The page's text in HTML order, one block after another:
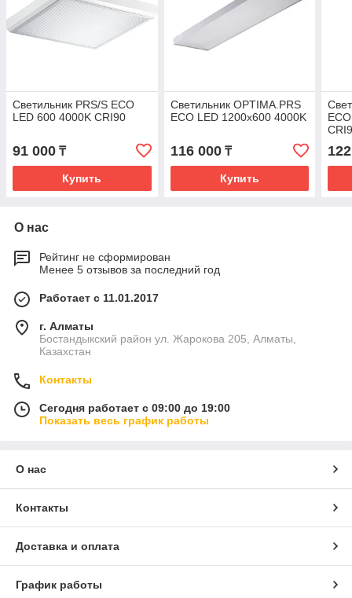
Светильник PRS/S ECO
LED 600 4000K CRI90
91 000 ₸
Купить
Светильник OPTIMA.PRS
ECO LED 1200x600 4000K
116 000₸
Купить
О нас
Рейтинг не сформирован
Менее 5 отзывов за последний год
Работает с 11.01.2017
г. Алматы
Бостандыкский район ул. Жарокова 205, Алматы,
Казахстан
Контакты
Сегодня работает с 09:00 до 19:00
Показать весь график работы
О нас
Контакты
Доставка и оплата
График работы